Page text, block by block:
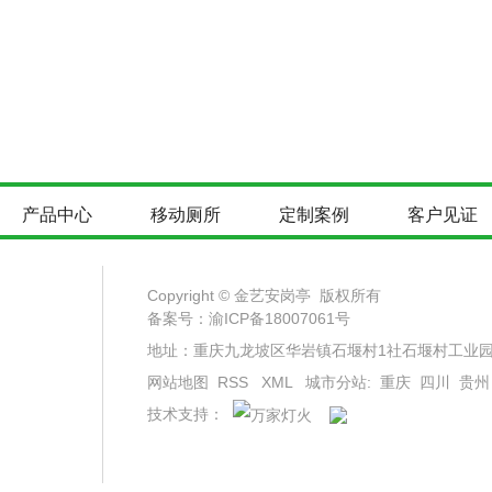
产品中心 移动厕所 定制案例 客户见证
Copyright © 金艺安岗亭 版权所有
备案号： 渝ICP备18007061号
地址：重庆九龙坡区华岩镇石堰村1社石堰村工业
网站地图
RSS XML 城市分站: 重庆 四川
贵州
技术支持：